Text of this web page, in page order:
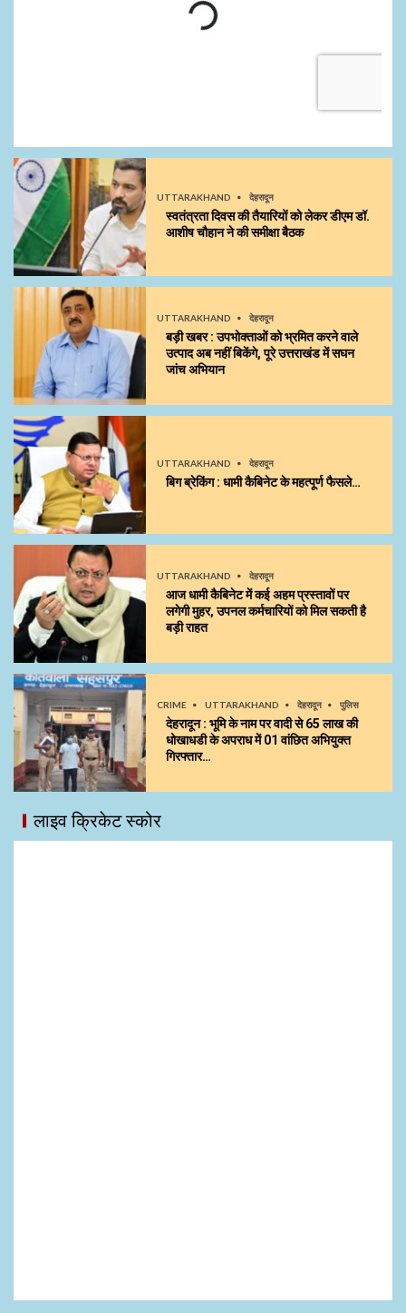
UTTARAKHAND देहरादून
स्वतंत्रता दिवस की तैयारियों को लेकर डीएम डॉ.
आशीष चौहान ने की समीक्षा बैठक
UTTARAKHAND देहरादून
बड़ी खबर : उपभोक्ताओं को भ्रमित करने वाले
उत्पाद अब नहीं बिकेंगे, पूरे उत्तराखंड में सघन
जांच अभियान
UTTARAKHAND देहरादून
बिग ब्रेकिंग : धामी कैबिनेट के महत्पूर्ण फैसले…
UTTARAKHAND देहरादून
आज धामी कैबिनेट में कई अहम प्रस्तावों पर
लगेगी मुहर, उपनल कर्मचारियों को मिल सकती है
बड़ी राहत
CRIME UTTARAKHAND देहरादून पुलिस
देहरादून : भूमि के नाम पर वादी से 65 लाख की
धोखाधडी के अपराध में 01 वांछित अभियुक्त
गिरफ्तार…
लाइव क्रिकेट स्कोर